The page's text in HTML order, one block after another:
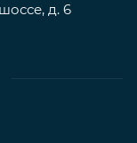
д. 6